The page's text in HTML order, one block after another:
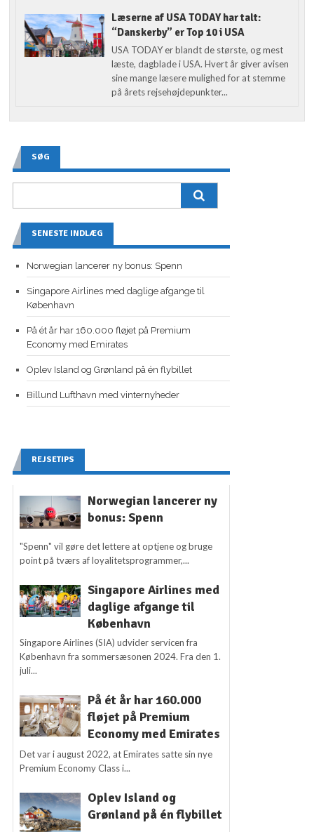
Læserne af USA TODAY har talt:
“Danskerby” er Top 10 i USA
USA TODAY er blandt de største, og mest
læste, dagblade i USA. Hvert år giver avisen
sine mange læsere mulighed for at stemme
på årets rejsehøjdepunkter...
SØG
SENESTE INDLÆG
Norwegian lancerer ny bonus: Spenn
Singapore Airlines med daglige afgange til
København
På ét år har 160.000 fløjet på Premium
Economy med Emirates
Oplev Island og Grønland på én flybillet
Billund Lufthavn med vinternyheder
REJSETIPS
Norwegian lancerer ny
bonus: Spenn
"Spenn" vil gøre det lettere at optjene og bruge
point på tværs af loyalitetsprogrammer,...
Singapore Airlines med
daglige afgange til
København
Singapore Airlines (SIA) udvider servicen fra
København fra sommersæsonen 2024. Fra den 1.
juli...
På ét år har 160.000
fløjet på Premium
Economy med Emirates
Det var i august 2022, at Emirates satte sin nye
Premium Economy Class i...
Oplev Island og
Grønland på én flybillet